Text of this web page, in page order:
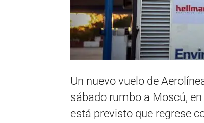
Un nuevo vuelo de
sábado rumbo a Moscú,
está previsto que regrese